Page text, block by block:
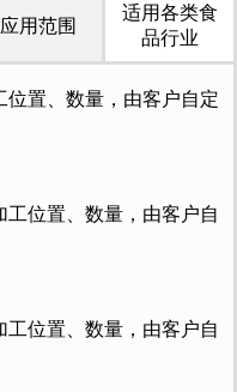
应用范围
适用各类食
品行业
置、数量，由客户自定
位置、数量，由客户自
位置、数量，由客户自